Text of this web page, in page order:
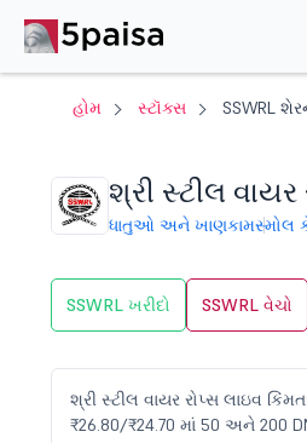
હોમ સ્ટૉક્સ SSWRL
શ્રી સ્ટીલ
ધાતુઓ અને ખાણકામસ્મોલ
SSWRL ખરીદો SSWRL વેચો
શ્રી સ્ટીલ વાયર રોપ્સ લાઇવ
₹26.80/₹24.70 માં 50 અને 200